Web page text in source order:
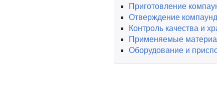
Приготовление
Отверждение
Контроль качества и
Применяемые
Оборудование и